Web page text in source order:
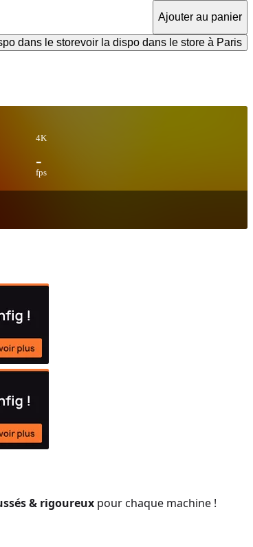
Ajouter au panier
dans le storevoir la dispo dans le store à Paris
4K
-
fps
& rigoureux pour chaque machine !